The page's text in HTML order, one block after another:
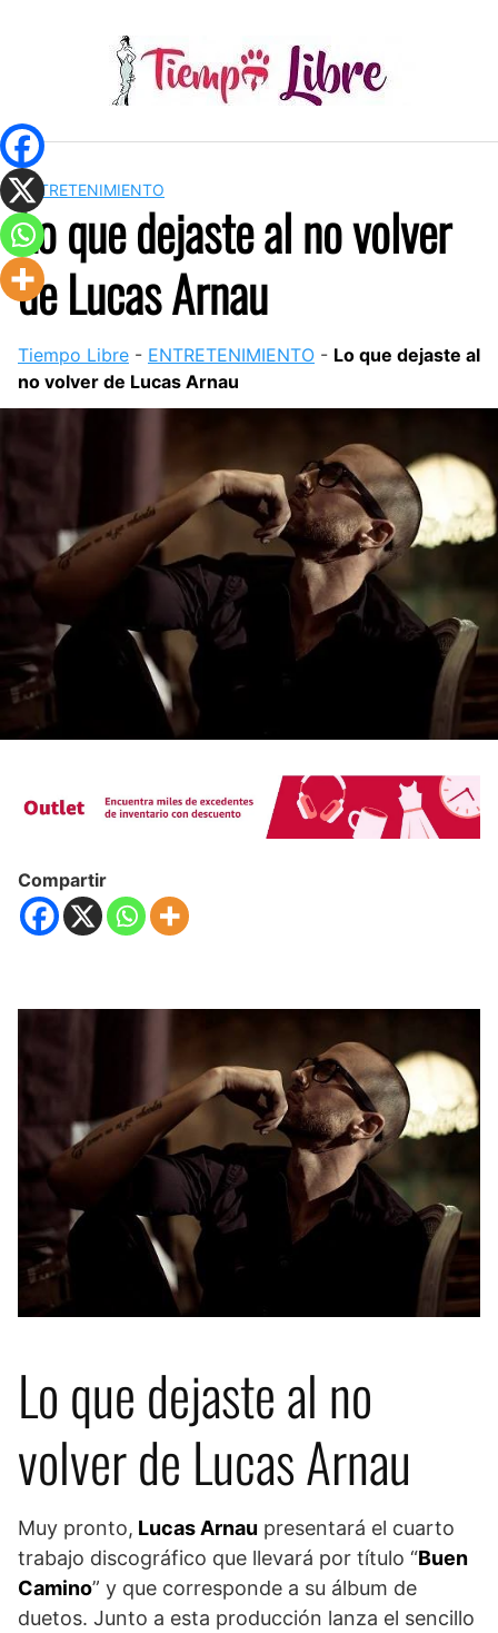
ENTRETENIMIENTO
Lo que dejaste al no volver
de Lucas Arnau
Tiempo Libre - ENTRETENIMIENTO - Lo que dejaste al
no volver de Lucas Arnau
Compartir
Lo que dejaste al no
volver de Lucas Arnau
Muy pronto, Lucas Arnau presentará el cuarto
trabajo discográfico que llevará por título “Buen
Camino” y que corresponde a su álbum de
duetos. Junto a esta producción lanza el sencillo